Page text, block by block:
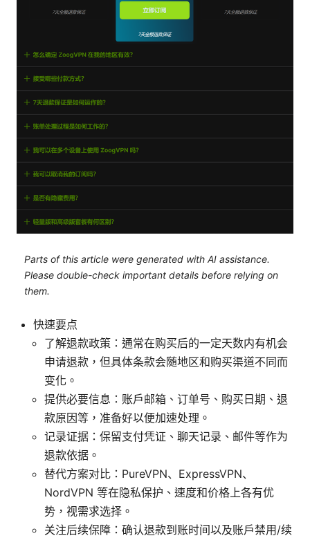
Parts of this article were generated with AI assistance.
Please double-check important details before relying on
them.
快速要点
了解退款政策：通常在购买后的一定天数内有机会
申请退款，但具体条款会随地区和购买渠道不同而
变化。
提供必要信息：账户邮箱、订单号、购买日期、退
款原因等，准备好以便加速处理。
记录证据：保留支付凭证、聊天记录、邮件等作为
退款依据。
替代方案对比：PureVPN、ExpressVPN、
NordVPN 等在隐私保护、速度和价格上各有优
势，视需求选择。
关注后续保障：确认退款到账时间以及账户禁用/续